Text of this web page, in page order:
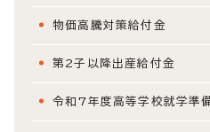
物価高騰対策給付金
第2子以降出産給付金
令和7年度高等学校就学準